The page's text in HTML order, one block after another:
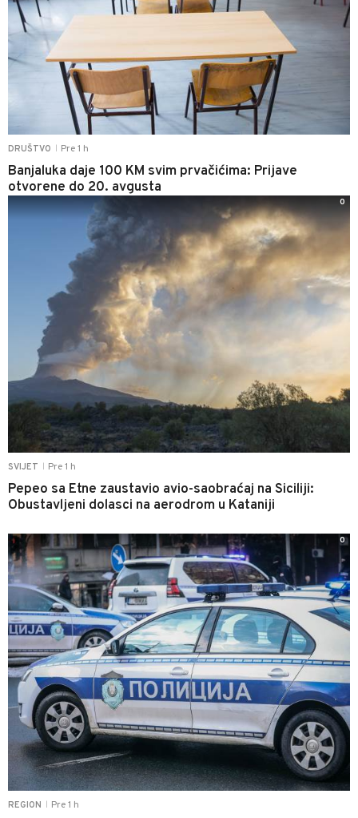
DRUŠTVO Pre 1 h
Banjaluka daje 100 KM svim prvačićima: Prijave
otvorene do 20. avgusta
SVIJET Pre 1 h
Pepeo sa Etne zaustavio avio-saobraćaj na Siciliji:
Obustavljeni dolasci na aerodrom u Kataniji
0
REGION Pre 1 h
0